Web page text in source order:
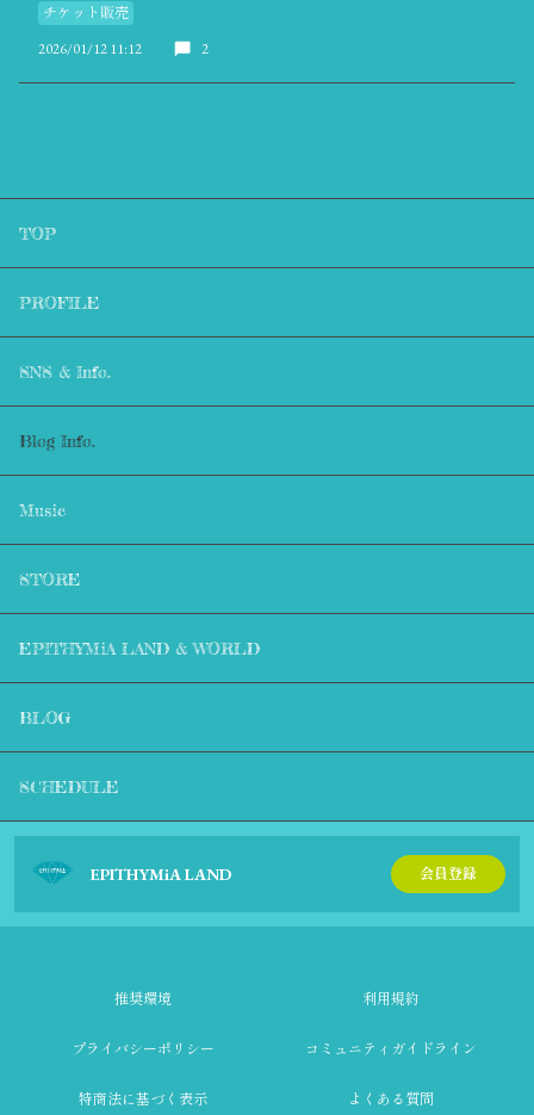
チケット販売
2026/01/12 11:12
2
TOP
PROFILE
SNS & Info.
Blog Info.
Music
STORE
EPITHYMiA LAND & WORLD
BLOG
SCHEDULE
EPITHYMiA LAND 会員登録
推奨環境 利用規約
プライバシーポリシー コミュニティガイドライン
特商法に基づく表示 よくある質問